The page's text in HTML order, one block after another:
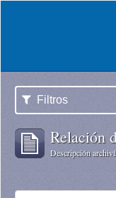
Filtros
Relación
Descripción